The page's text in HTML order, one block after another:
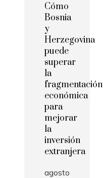
Cómo
Bosnia
y
Herzegovina
puede
superar
la
fragmentación
económica
para
mejorar
la
inversión
extranjera
agosto